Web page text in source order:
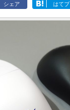
シェア はてブ